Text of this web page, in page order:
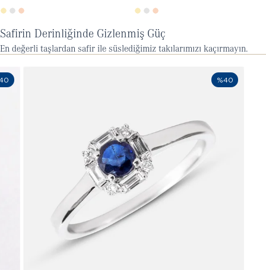
Safirin Derinliğinde Gizlenmiş Güç
En değerli taşlardan safir ile süslediğimiz takılarımızı kaçırmayın.
%40